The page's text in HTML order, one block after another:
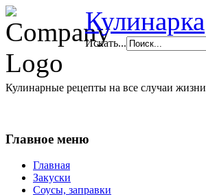
Кулинарка
Искать...
Кулинарные рецепты на все случаи жизни
Главное меню
Главная
Закуски
Соусы, заправки